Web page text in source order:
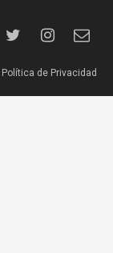
Política de Privacidad